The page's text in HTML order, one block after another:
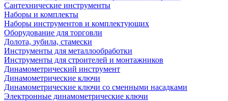
Сантехнические инструменты
Наборы и комплекты
Наборы инструментов и комплектующих
Оборудование для торговли
Долота, зубила, стамески
Инструменты для металлообработки
Инструменты для строителей и монтажников
Динамометрический инструмент
Динамометрические ключи
Динамометрические ключи со сменными насадками
Электронные динамометрические ключи